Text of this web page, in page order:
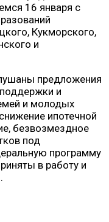
16 января с
Кукморского,
и
предложения
и
и молодых
ипотечной
безвозмездное
под
программу
в работу и